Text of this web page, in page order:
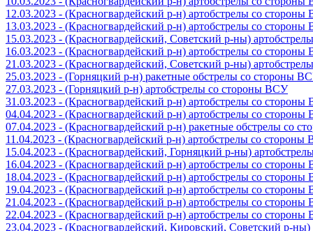
12.03.2023 - (Красногвардейский р-н) артобстрелы со
13.03.2023 - (Красногвардейский р-н) артобстрелы со
15.03.2023 - (Красногвардейский, Советский р-ны)
16.03.2023 - (Красногвардейский р-н) артобстрелы со
21.03.2023 - (Красногвардейский, Советский р-ны)
25.03.2023 - (Горняцкий р-н) ракетные обстрелы со стороны
27.03.2023 - (Горняцкий р-н) артобстрелы со стороны ВСУ
31.03.2023 - (Красногвардейский р-н) артобстрелы со
04.04.2023 - (Красногвардейский р-н) артобстрелы со
07.04.2023 - (Красногвардейский р-н) ракетные обстрелы со
11.04.2023 - (Красногвардейский р-н) артобстрелы со стороны
15.04.2023 - (Красногвардейский, Горняцкий р-ны)
16.04.2023 - (Красногвардейский р-н) артобстрелы со
18.04.2023 - (Красногвардейский р-н) артобстрелы со
19.04.2023 - (Красногвардейский р-н) артобстрелы со
21.04.2023 - (Красногвардейский р-н) артобстрелы со
22.04.2023 - (Красногвардейский р-н) артобстрелы со
23.04.2023 - (Красногвардейский, Кировский, Советский р-